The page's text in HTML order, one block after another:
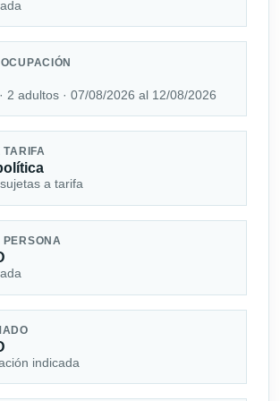
2 adultos · 07/08/2026 al 12/08/2026
TARIFA
a tarifa
PERSONA
indicada